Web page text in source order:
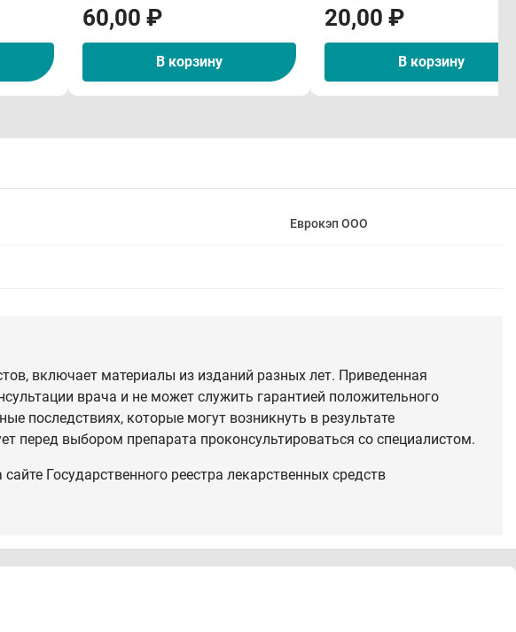
60,00 ₽
В корзину
20,00 ₽
В корзину
Еврокэп ООО
включает материалы из изданий разных лет. Приведенная
врача и не может служить гарантией положительного
последствиях, которые могут возникнуть в результате
перед выбором препарата проконсультироваться со специалистом.
Государственного реестра лекарственных средств